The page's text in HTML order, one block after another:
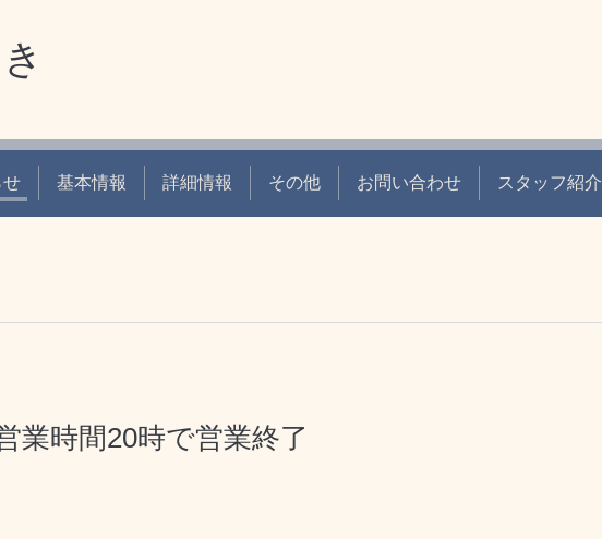
せ 基本情報 詳細情報 その他 お問い合わせ スタッフ紹介
業時間20時で営業終了